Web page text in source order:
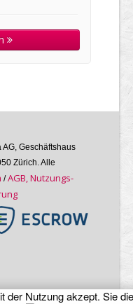
Geschäftshaus
Zürich. Alle
/AGB, Nutzungs­
der Nutzung akzept. Sie die